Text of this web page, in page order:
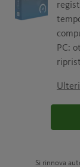
PC:
Si rinnova